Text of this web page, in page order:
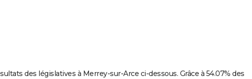
des législatives à Merrey-sur-Arce ci-dessous. Grâce à 54.07% des